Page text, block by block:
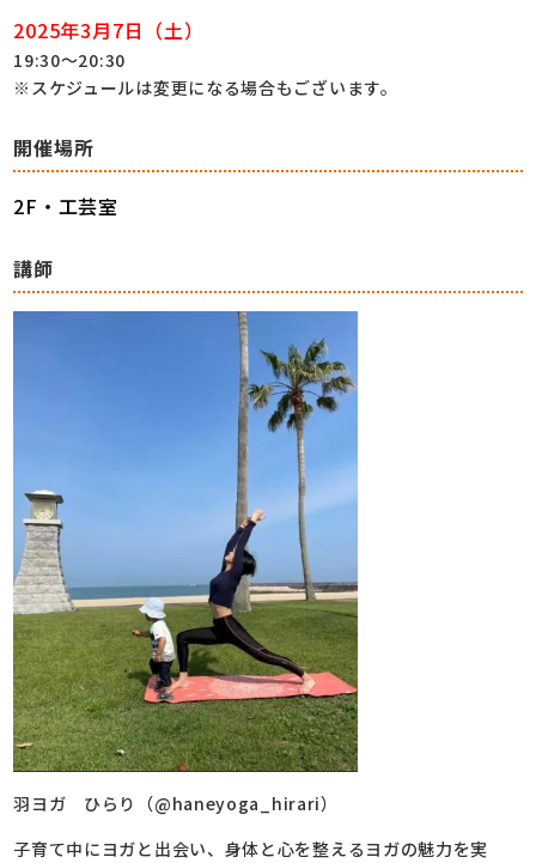
2025年3月7日（土）
19:30～20:30
※スケジュールは変更になる場合もございます。
開催場所
2F・工芸室
講師
羽ヨガ ひらり（@haneyoga_hirari）
子育て中にヨガと出会い、身体と心を整えるヨガの魅力を実